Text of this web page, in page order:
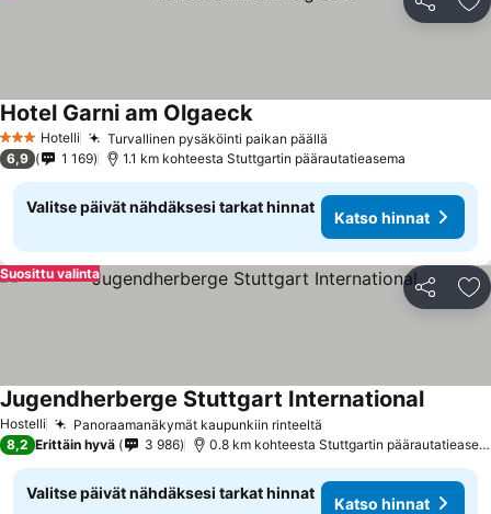
Jaa
3 Tähtiluokitus
Hotelli Turvallinen pysäköinti paikan päällä
Hotel Garni am Olgaeck
6,9 1 169 1.1 km kohteesta Stuttgartin päärautatieasema
Valitse päivät nähdäksesi tarkat hinnat
Katso hinnat
Jaa
Suosittu valinta
Hostelli Panoraamanäkymät kaupunkiin rinteeltä
Jugendherberge Stuttgart International
8,2 Erittäin hyvä 3 986 0.8 km kohteesta Stuttgartin päärautatieasema
Valitse päivät nähdäksesi tarkat hinnat
Katso hinnat